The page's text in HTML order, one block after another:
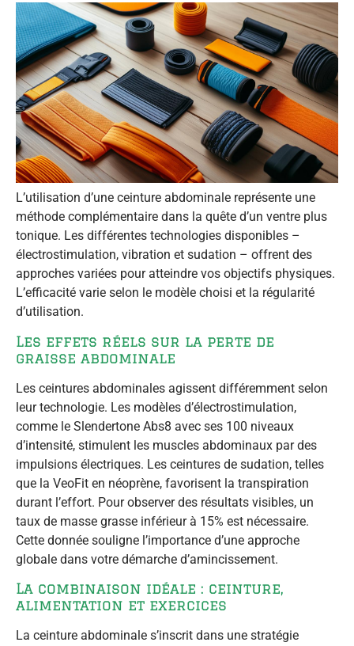
L’utilisation d’une ceinture abdominale représente une
méthode complémentaire dans la quête d’un ventre plus
tonique. Les différentes technologies disponibles –
électrostimulation, vibration et sudation – offrent des
approches variées pour atteindre vos objectifs physiques.
L’efficacité varie selon le modèle choisi et la régularité
d’utilisation.
Les effets réels sur la perte de
graisse abdominale
Les ceintures abdominales agissent différemment selon
leur technologie. Les modèles d’électrostimulation,
comme le Slendertone Abs8 avec ses 100 niveaux
d’intensité, stimulent les muscles abdominaux par des
impulsions électriques. Les ceintures de sudation, telles
que la VeoFit en néoprène, favorisent la transpiration
durant l’effort. Pour observer des résultats visibles, un
taux de masse grasse inférieur à 15% est nécessaire.
Cette donnée souligne l’importance d’une approche
globale dans votre démarche d’amincissement.
La combinaison idéale : ceinture,
alimentation et exercices
La ceinture abdominale s’inscrit dans une stratégie